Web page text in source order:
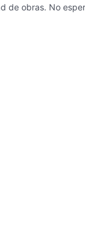
de obras. No